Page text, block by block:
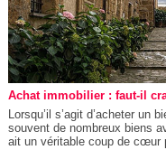
Achat immobilier : faut-il
Lorsqu’il s’agit d’acheter un
souvent de nombreux biens
ait un véritable coup de cœur